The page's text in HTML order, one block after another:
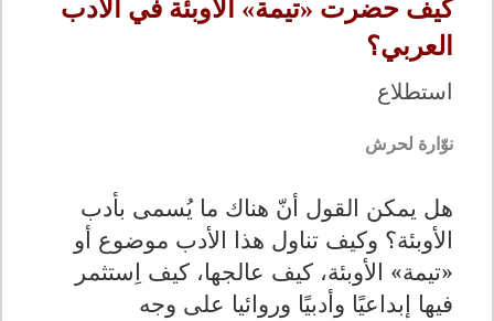
كيف حضرت «تيمة» الأوبئة في الأدب
العربي؟
استطلاع
نوّارة لحرش
هل يمكن القول أنّ هناك ما يُسمى بأدب
الأوبئة؟ وكيف تناول هذا الأدب موضوع أو
«تيمة» الأوبئة، كيف عالجها، كيف اِستثمر
فيها إبداعيًا وأدبيًا وروائيا على وجه